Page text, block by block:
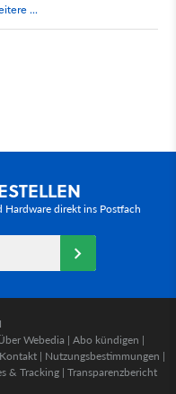
...
Hardware direkt ins Postfach
Webedia | Abo kündigen |
Kontakt | Nutzungsbestimmungen |
& Tracking | Transparenzbericht